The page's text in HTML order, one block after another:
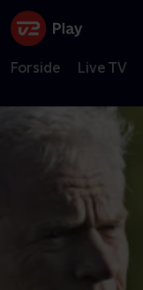
Forside Live TV